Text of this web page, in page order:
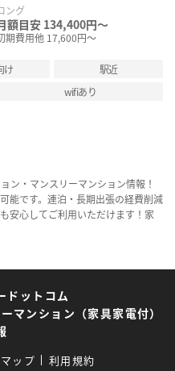
ング
額目安 134,400円～
期費用他 17,600円～
け
駅近
wifiあり
ン・マンスリーマンション情報！
能です。連泊・長期出張の経費削減
安心してご利用いただけます！家
ドットコム
マンション（家具家電付）
ップ 利用規約